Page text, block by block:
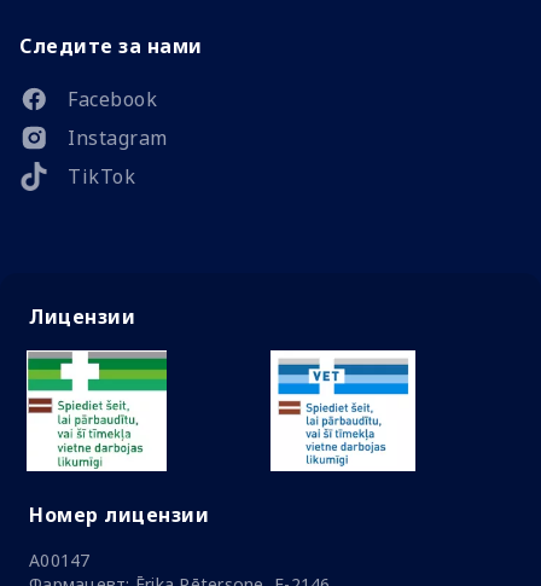
Следите за нами
Facebook
Instagram
TikTok
Лицензии
Номер лицензии
A00147